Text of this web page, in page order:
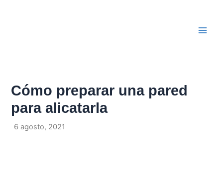
Cómo preparar una pared
para alicatarla
6 agosto, 2021